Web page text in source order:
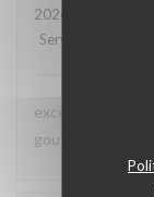
2026-07-08
Servizio
excellente
gouteuses pour